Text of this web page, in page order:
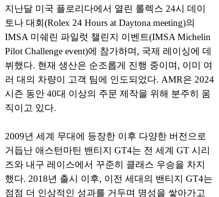
지난달 미국 플로리다에서 열린 롤렉스 24시 데이
토나 대회(Rolex 24 Hours at Daytona meeting)의
IMSA 미쉐린 파일럿 챌린지 이벤트(IMSA Michelin
Pilot Challenge event)에 참가하며, 국제 레이싱에 데
뷔했다. 현재 생산은 순조롭게 진행 중이며, 이미 여
러 대의 차량이 고객 팀에 인도되었다. AMR은 2024
시즌 동안 40대 이상의 주문 제작을 위해 분주히 움
직이고 있다.
2009년 세계 무대에 등장한 이후 다양한 버전으로
거듭난 애스턴마틴 밴티지 GT4는 전 세계 GT 시리
즈와 내구 레이스에서 꾸준히 클래스 우승을 차지
했다. 2018년 출시 이후, 이전 세대의 밴티지 GT4는
점점 더 인상적인 성과를 거두며 명성을 쌓아가고